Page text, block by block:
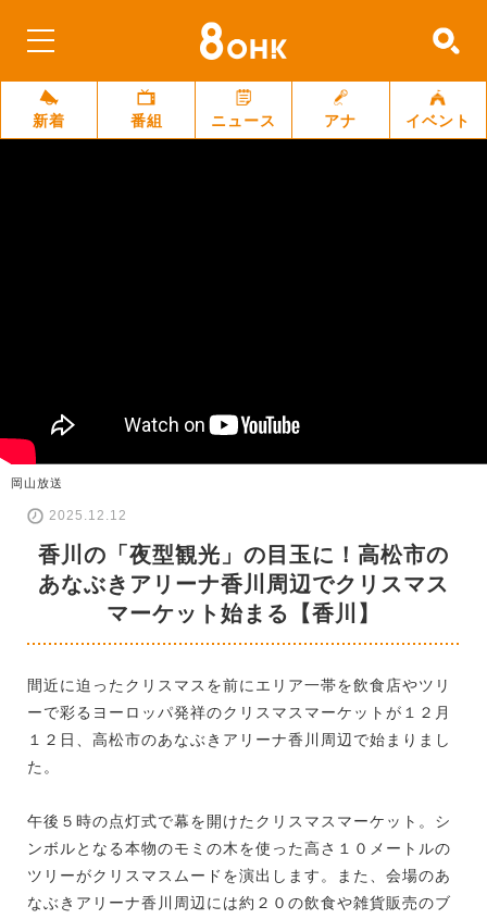
新着 番組 ニュース アナ イベント
岡山放送
2025.12.12
香川の「夜型観光」の目玉に！高松市の
あなぶきアリーナ香川周辺でクリスマス
マーケット始まる【香川】
間近に迫ったクリスマスを前にエリア一帯を飲食店やツリ
ーで彩るヨーロッパ発祥のクリスマスマーケットが１２月
１２日、高松市のあなぶきアリーナ香川周辺で始まりまし
た。
午後５時の点灯式で幕を開けたクリスマスマーケット。シ
ンボルとなる本物のモミの木を使った高さ１０メートルの
ツリーがクリスマスムードを演出します。また、会場のあ
なぶきアリーナ香川周辺には約２０の飲食や雑貨販売のブ